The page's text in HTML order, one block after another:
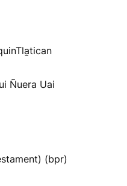
Ñuera Uai
(bpr)